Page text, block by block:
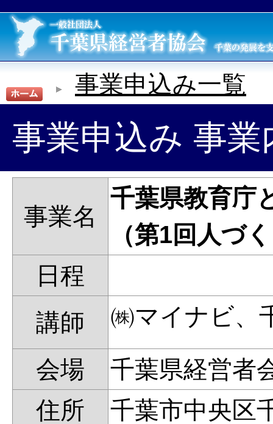
事業申込み一覧
事業申込み 事業
事業名
千葉県教育庁
（第1回人づ
日程
講師
㈱マイナビ、
会場
千葉県経営者
住所
千葉市中央区